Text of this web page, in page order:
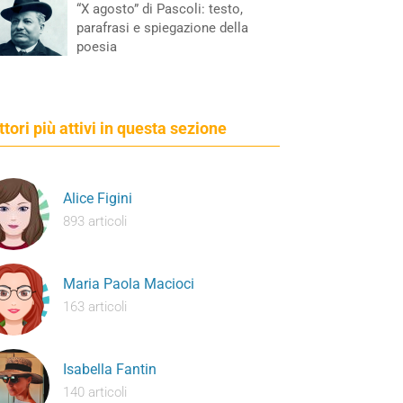
“X agosto” di Pascoli: testo,
parafrasi e spiegazione della
poesia
più attivi in questa sezione
Alice Figini
893 articoli
Maria Paola Macioci
163 articoli
Isabella Fantin
140 articoli